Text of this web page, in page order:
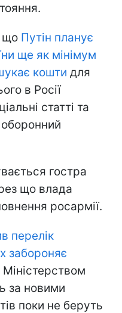
що Путін планує
ще як мінімум
кошти для
в Росії
статті та
гостра
що влада
росармії.
перелік
забороняє
Міністерством
за новими
поки не беруть